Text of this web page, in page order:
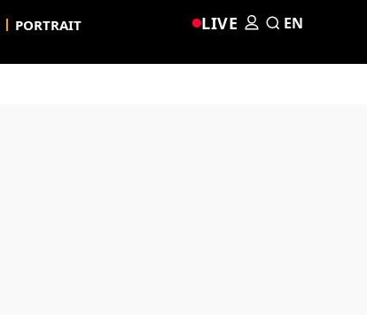
PORTRAIT LIVE EN